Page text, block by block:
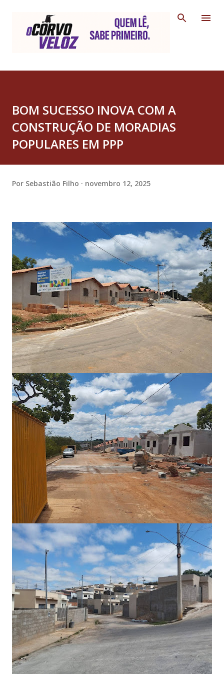
BOM SUCESSO INOVA COM A
CONSTRUÇÃO DE MORADIAS
POPULARES EM PPP
Por Sebastião Filho novembro 12, 2025